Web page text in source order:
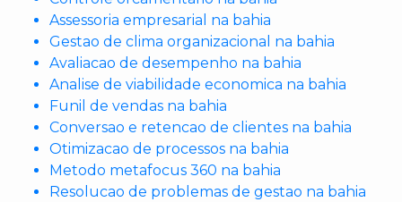
Assessoria empresarial na bahia
Gestao de clima organizacional na bahia
Avaliacao de desempenho na bahia
Analise de viabilidade economica na bahia
Funil de vendas na bahia
Conversao e retencao de clientes na bahia
Otimizacao de processos na bahia
Metodo metafocus 360 na bahia
Resolucao de problemas de gestao na bahia